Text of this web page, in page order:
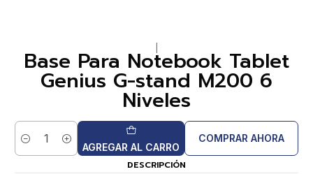
Base Para Notebook Tablet
Genius G-stand M200 6
Niveles
Cantidad AGREGAR AL CARRO
COMPRAR AHORA
DESCRIPCIÓN